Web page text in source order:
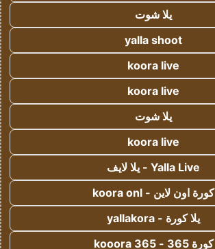
يلا شوت
yalla shoot
koora live
koora live
يلا شوت
koora live
Yalla Live - يلا لايف
كورة اون لاين - koora onl
يلا كورة - yallakora
كورة 365 - kooora 365